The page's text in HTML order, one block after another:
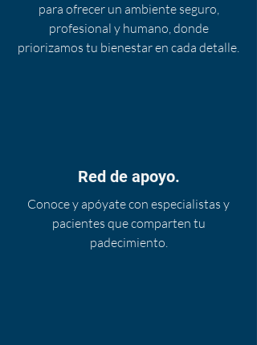
para ofrecer un ambiente seguro,
profesional y humano, donde
priorizamos tu bienestar en cada detalle.
Red de apoyo.
Conoce y apóyate con especialistas y
pacientes que comparten tu
padecimiento.